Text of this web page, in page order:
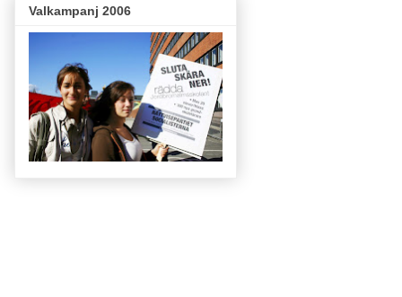
Valkampanj 2006